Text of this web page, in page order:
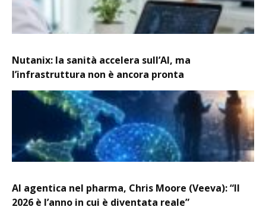
Nutanix: la sanità accelera sull’AI, ma
l’infrastruttura non è ancora pronta
AI agentica nel pharma, Chris Moore (Veeva): “Il
2026 è l’anno in cui è diventata reale”